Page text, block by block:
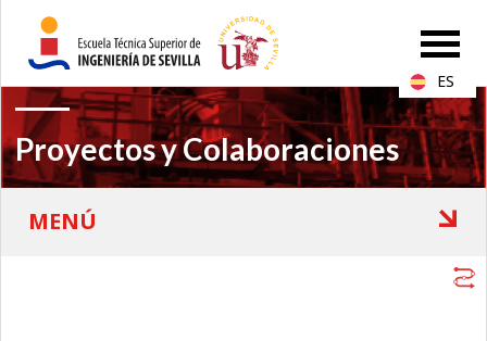
Proyectos y Colaboraciones
ES